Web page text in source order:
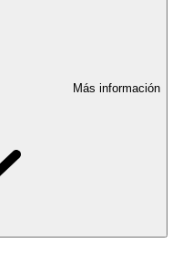
Más información